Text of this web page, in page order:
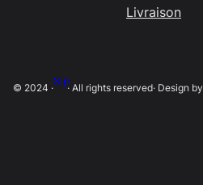
Livraison
© 2024 ·
SLip
· All rights reserved· Design by